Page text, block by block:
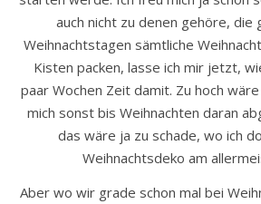
auch nicht zu denen gehöre, die
Weihnachtstagen sämtliche
Kisten packen, lasse ich mir jetzt,
paar Wochen Zeit damit. Zu hoch
mich sonst bis Weihnachten daran
das wäre ja zu schade, wo ich
Weihnachtsdeko am
Aber wo wir grade schon mal bei